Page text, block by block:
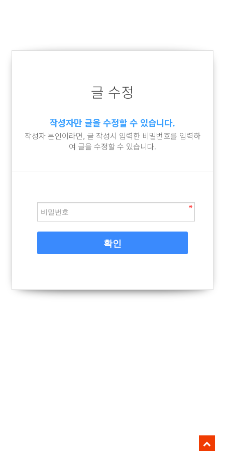
글 수정
작성자만 글을 수정할 수 있습니다.
작성자 본인이라면, 글 작성시 입력한 비밀번호를 입력하
여 글을 수정할 수 있습니다.